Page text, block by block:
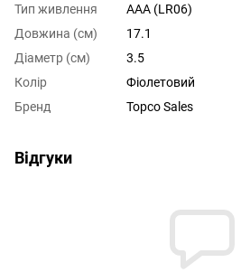
Тип живлення
AAA (LR06)
Довжина (см)
17.1
Діаметр (см)
3.5
Колір
Фіолетовий
Бренд
Topco Sales
Відгуки